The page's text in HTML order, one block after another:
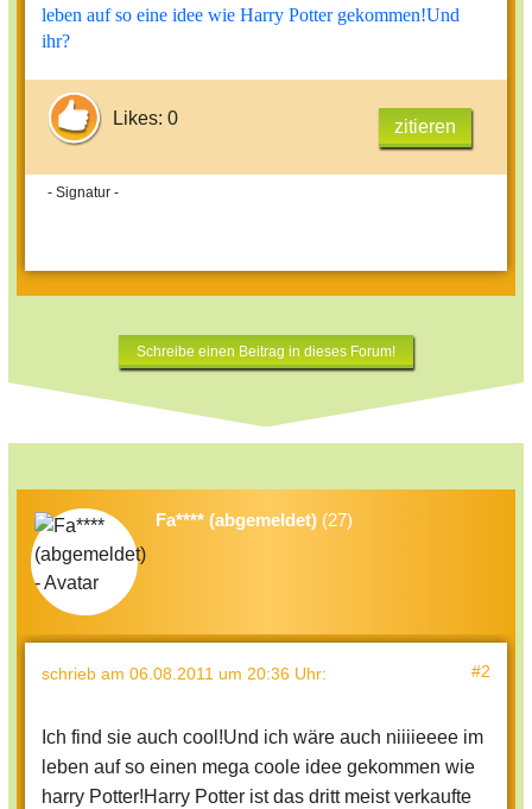
leben auf so eine idee wie Harry Potter gekommen!Und
ihr?
Likes: 0 zitieren
- Signatur -
Schreibe einen Beitrag in dieses Forum!
Fa**** (abgemeldet) (27)
schrieb am 06.08.2011 um 20:36 Uhr: #2
Ich find sie auch cool!Und ich wäre auch niiiieeee im
leben auf so einen mega coole idee gekommen wie
harry Potter!Harry Potter ist das dritt meist verkaufte